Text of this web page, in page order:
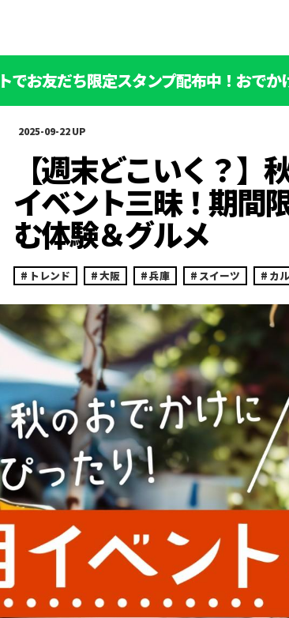
でお友だち限定スタンプ配布中！おで
2025-09-22
【週末どこいく？】
イベント三昧！期間
む体験＆グルメ
トレンド 大阪 兵庫 スイーツ カ